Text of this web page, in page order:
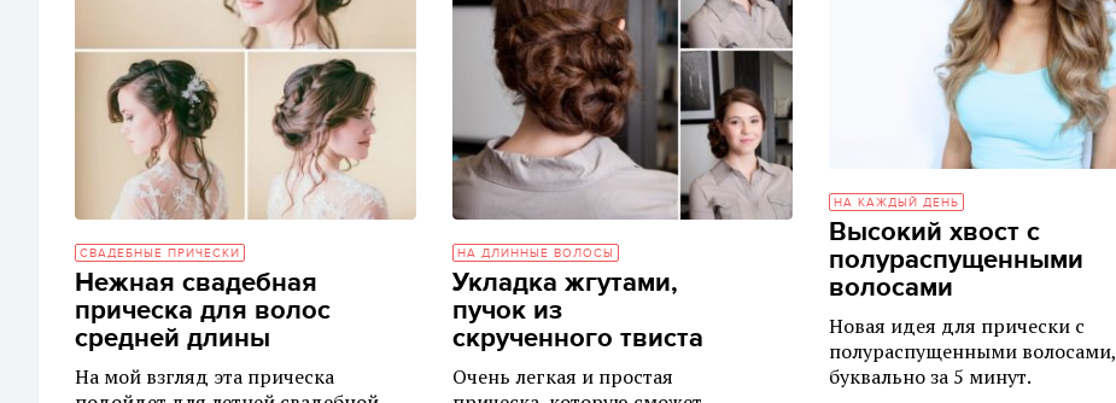
СВАДЕБНЫЕ ПРИЧЕСКИ
Нежная свадебная
прическа для волос
средней длины
На мой взгляд эта прическа
НА ДЛИННЫЕ ВОЛОСЫ
Укладка жгутами,
пучок из
скрученного твиста
Очень легкая и простая
НА КАЖДЫЙ ДЕНЬ
Высокий хвост с
полураспущенными
волосами
Новая идея для прически с
полураспущенными волосами,
буквально за 5 минут.